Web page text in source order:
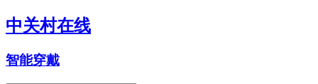
中关村在线
智能穿戴